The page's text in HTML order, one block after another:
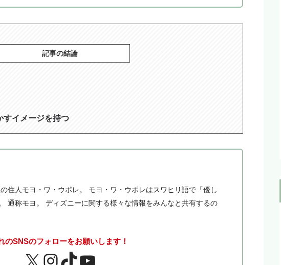
記事の結論
すイメージを持つ
住人モヨ・ワ・ウポレ。 モヨ・ワ・ウポレはスワヒリ語で「優し
通称モヨ。 ディズニーに関する様々な情報をみんなと共有するの
SNSのフォローをお願いします！